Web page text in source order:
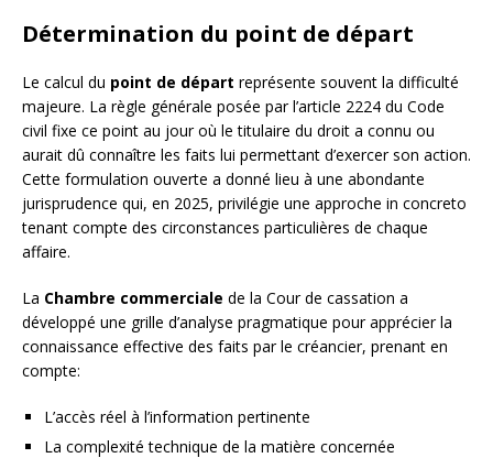
Détermination du point de départ
Le calcul du point de départ représente souvent la difficulté
majeure. La règle générale posée par l’article 2224 du Code
civil fixe ce point au jour où le titulaire du droit a connu ou
aurait dû connaître les faits lui permettant d’exercer son action.
Cette formulation ouverte a donné lieu à une abondante
jurisprudence qui, en 2025, privilégie une approche in concreto
tenant compte des circonstances particulières de chaque
affaire.
La Chambre commerciale de la Cour de cassation a
développé une grille d’analyse pragmatique pour apprécier la
connaissance effective des faits par le créancier, prenant en
compte:
L’accès réel à l’information pertinente
La complexité technique de la matière concernée